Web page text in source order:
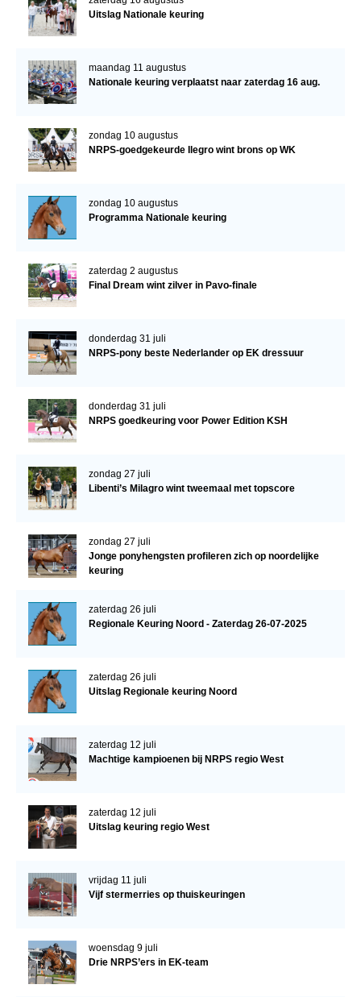
Uitslag Nationale keuring
maandag 11 augustus
Nationale keuring verplaatst naar zaterdag 16 aug.
zondag 10 augustus
NRPS-goedgekeurde Ilegro wint brons op WK
zondag 10 augustus
Programma Nationale keuring
zaterdag 2 augustus
Final Dream wint zilver in Pavo-finale
donderdag 31 juli
NRPS-pony beste Nederlander op EK dressuur
donderdag 31 juli
NRPS goedkeuring voor Power Edition KSH
zondag 27 juli
Libenti’s Milagro wint tweemaal met topscore
zondag 27 juli
Jonge ponyhengsten profileren zich op noordelijke
keuring
zaterdag 26 juli
Regionale Keuring Noord - Zaterdag 26-07-2025
zaterdag 26 juli
Uitslag Regionale keuring Noord
zaterdag 12 juli
Machtige kampioenen bij NRPS regio West
zaterdag 12 juli
Uitslag keuring regio West
vrijdag 11 juli
Vijf stermerries op thuiskeuringen
woensdag 9 juli
Drie NRPS’ers in EK-team